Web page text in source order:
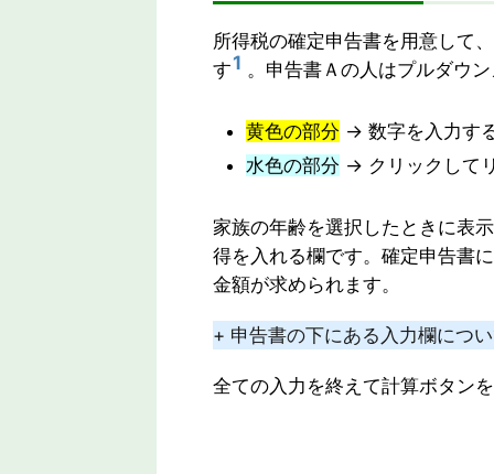
所得税の確定申告書を用意して
す1 。申告書Ａの人はプルダウ
黄色の部分 → 数字を入力す
水色の部分 → クリックして
家族の年齢を選択したときに表
得を入れる欄です。確定申告書
金額が求められます。
+ 申告書の下にある入力欄につ
全ての入力を終えて計算ボタン